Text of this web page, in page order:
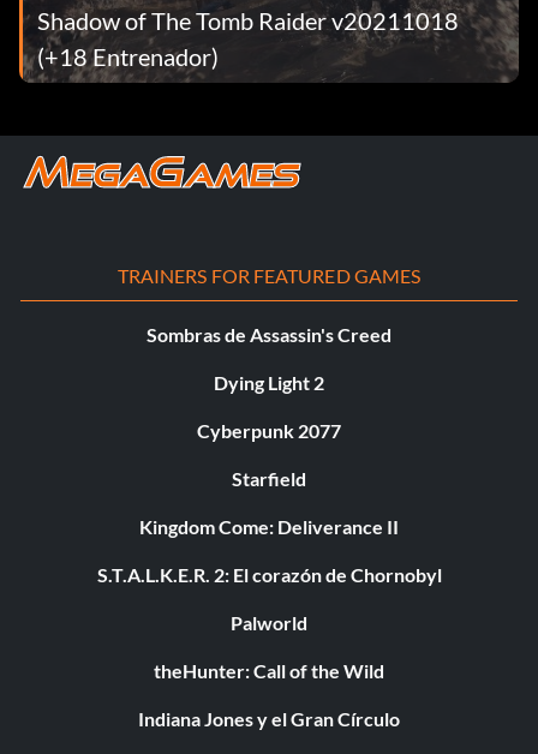
Shadow of The Tomb Raider v20211018
(+18 Entrenador)
TRAINERS FOR FEATURED GAMES
Sombras de Assassin's Creed
Dying Light 2
Cyberpunk 2077
Starfield
Kingdom Come: Deliverance II
S.T.A.L.K.E.R. 2: El corazón de Chornobyl
Palworld
theHunter: Call of the Wild
Indiana Jones y el Gran Círculo